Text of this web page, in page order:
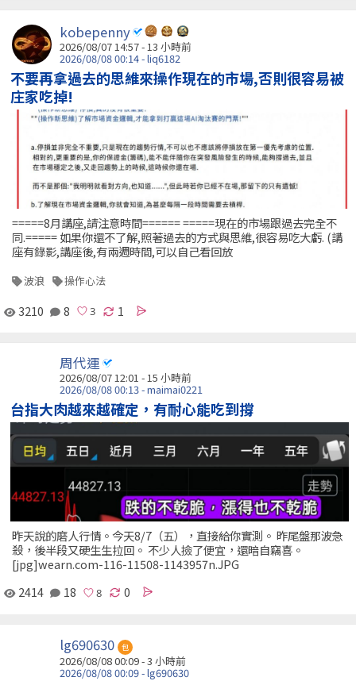
kobepenny
2026/08/07 14:57 -13 小時前
2026/08/08 00:14 - liq6182
不要再拿過去的思維來操作現在的市場,否則很容易被
庄家吃掉!
=====8月講座,請注意時間====== =====現在的市場跟過去完全不
同.===== 如果你還不了解,照著過去的方式與思維,很容易吃大虧. (講
座有錄影,講座後,有兩週時間,可以自己看回放
波浪 操作心法
3210 8 1
周代運
2026/08/07 12:01 -15 小時前
2026/08/08 00:13 - maimai0221
台指大肉越來越確定，有耐心能吃到撐
昨天說的磨人行情。今天8/7（五），直接給你實測。 昨尾盤那波急
殺，後半段又硬生生拉回。 不少人撿了便宜，還暗自竊喜。
[jpg]wearn.com-116-11508-1143957n.JPG
2414
18 0
lg690630 包
2026/08/08 00:09 -3 小時前
2026/08/08 00:09 - lg690630